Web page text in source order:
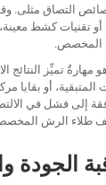
التصاق مثلى.
تقنيات كشط معينة،
المخصص.
تميِّز النتائج
أو بقايا
إلى فشل في
طلاء الرش
الجودة